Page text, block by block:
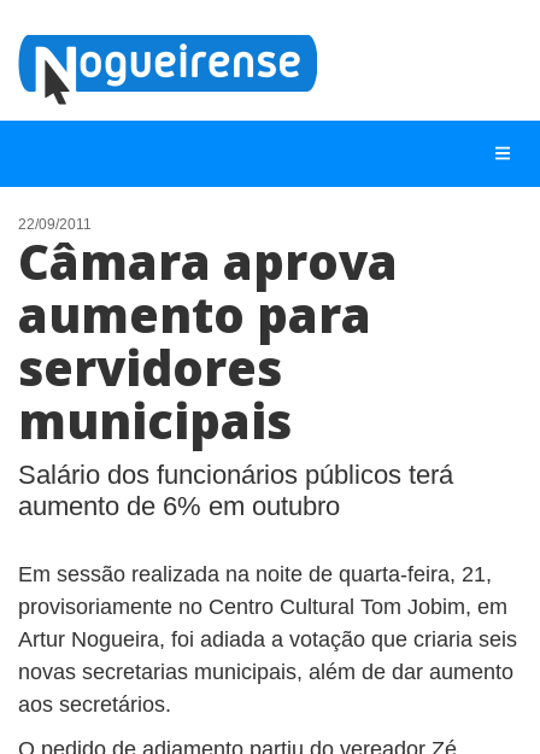
NOTÍCIAS
LISTA DIGITAL
TELEFONES ÚTEIS
CONTATO
ANUNCIE
22/09/2011
Câmara aprova
aumento para
servidores
municipais
Salário dos funcionários públicos terá
aumento de 6% em outubro
Em sessão realizada na noite de quarta-feira, 21,
provisoriamente no Centro Cultural Tom Jobim, em
Artur Nogueira, foi adiada a votação que criaria seis
novas secretarias municipais, além de dar aumento
aos secretários.
O pedido de adiamento partiu do vereador Zé